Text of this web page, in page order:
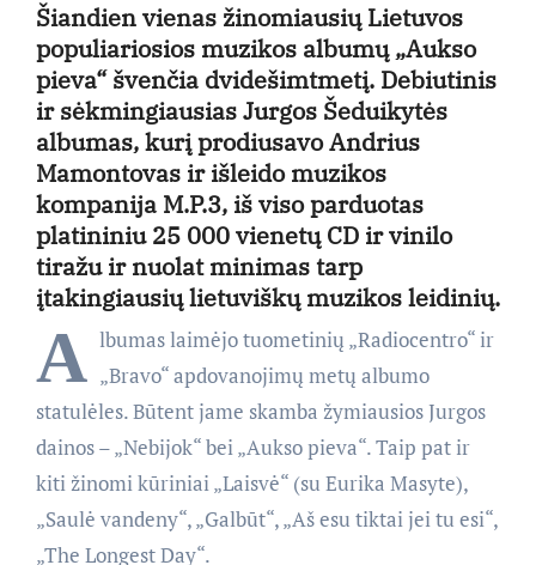
Šiandien vienas žinomiausių Lietuvos
populiariosios muzikos albumų „Aukso
pieva“ švenčia dvidešimtmetį. Debiutinis
ir sėkmingiausias Jurgos Šeduikytės
albumas, kurį prodiusavo Andrius
Mamontovas ir išleido muzikos
kompanija M.P.3, iš viso parduotas
platininiu 25 000 vienetų CD ir vinilo
tiražu ir nuolat minimas tarp
įtakingiausių lietuviškų muzikos leidinių.
A lbumas laimėjo tuometinių „Radiocentro“ ir
„Bravo“ apdovanojimų metų albumo
statulėles. Būtent jame skamba žymiausios Jurgos
dainos – „Nebijok“ bei „Aukso pieva“. Taip pat ir
kiti žinomi kūriniai „Laisvė“ (su Eurika Masyte),
„Saulė vandeny“, „Galbūt“, „Aš esu tiktai jei tu esi“,
„The Longest Day“.